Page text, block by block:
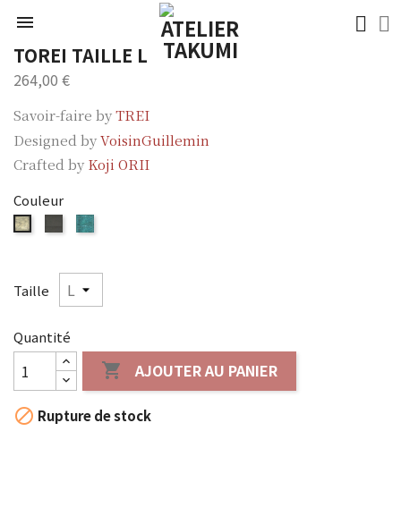

TOREI TAILLE L
264,00 €
Savoir-faire byTREI
Designed byVoisinGuillemin
Crafted by Koji ORII
Couleur
ORII
ORII Orii
Taille
Quantité
 AJOUTER AU PANIER
 Rupture de stock